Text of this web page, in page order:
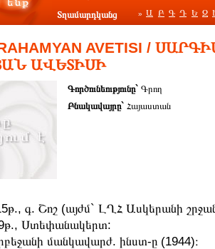
Տղամարդկանց » Ա Բ Գ Դ Ե Զ
AVETISI /
ԱՎԵՏԻՍԻ
Գործունեությունը` Գրող
Բնակավայրը` Հայաստան
գ. Շոշ (այժմ` ԼՂՀ Ասկերանի
Ստեփանակերտ:
մանկավարժ. ինստ-ը (1944)։